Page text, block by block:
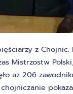
z
Mistrzostw
aż 206